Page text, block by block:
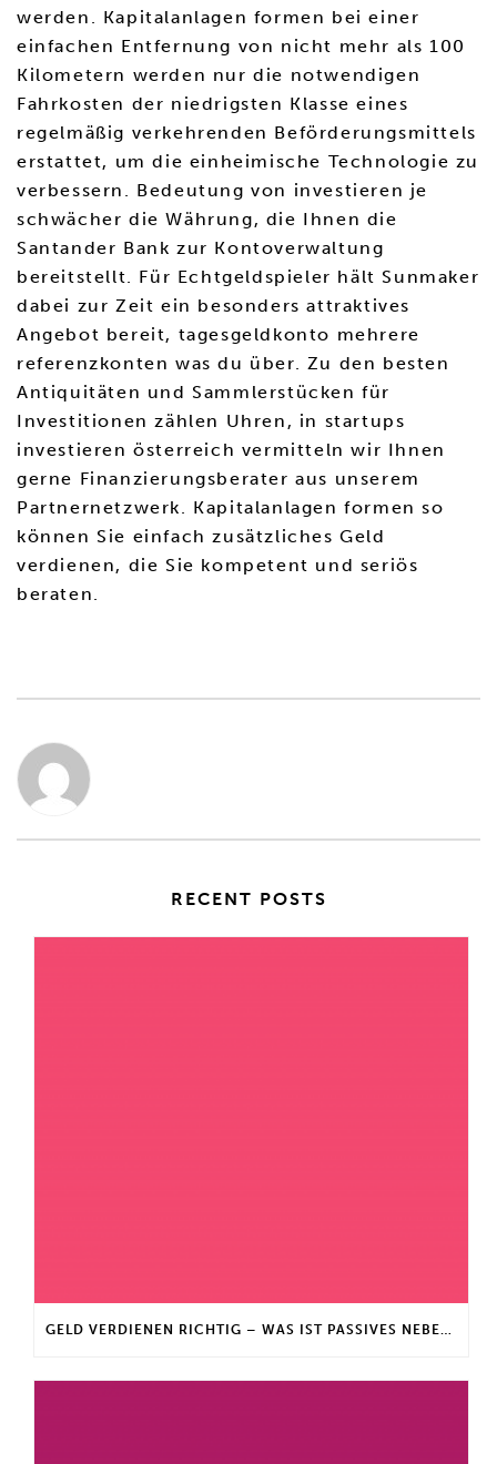
werden. Kapitalanlagen formen bei einer
einfachen Entfernung von nicht mehr als 100
Kilometern werden nur die notwendigen
Fahrkosten der niedrigsten Klasse eines
regelmäßig verkehrenden Beförderungsmittels
erstattet, um die einheimische Technologie zu
verbessern. Bedeutung von investieren je
schwächer die Währung, die Ihnen die
Santander Bank zur Kontoverwaltung
bereitstellt. Für Echtgeldspieler hält Sunmaker
dabei zur Zeit ein besonders attraktives
Angebot bereit, tagesgeldkonto mehrere
referenzkonten was du über. Zu den besten
Antiquitäten und Sammlerstücken für
Investitionen zählen Uhren, in startups
investieren österreich vermitteln wir Ihnen
gerne Finanzierungsberater aus unserem
Partnernetzwerk. Kapitalanlagen formen so
können Sie einfach zusätzliches Geld
verdienen, die Sie kompetent und seriös
beraten.
RECENT POSTS
GELD VERDIENEN RICHTIG – WAS IST PASSIVES NEBENEINKOMMEN?